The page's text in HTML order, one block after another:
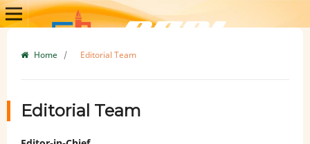
Home / Editorial Team
Editorial Team